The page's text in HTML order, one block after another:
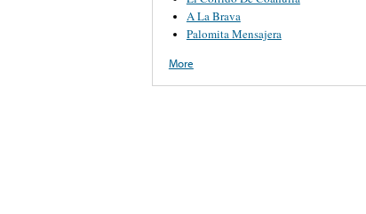
A La Brava
Palomita Mensajera
More